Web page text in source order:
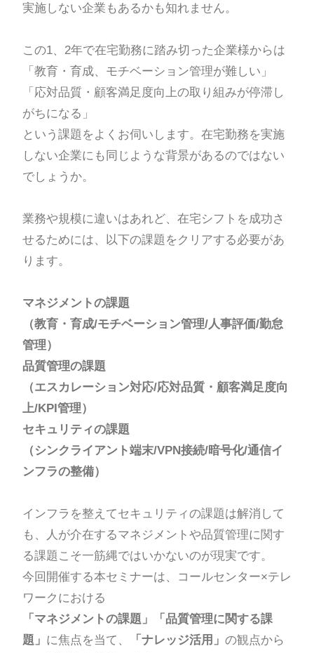
実施しない企業もあるかも知れません。
この1、2年で在宅勤務に踏み切った企業様からは
「教育・育成、モチベーション管理が難しい」
「応対品質・顧客満足度向上の取り組みが停滞し
がちになる」
という課題をよくお伺いします。在宅勤務を実施
しない企業にも同じような背景があるのではない
でしょうか。
業務や規模に違いはあれど、在宅シフトを成功さ
せるためには、以下の課題をクリアする必要があ
ります。
マネジメントの課題
（教育・育成/モチベーション管理/人事評価/勤怠
管理）
品質管理の課題
（エスカレーション対応/応対品質・顧客満足度向
上/KPI管理）
セキュリティの課題
（シンクライアント端末/VPN接続/暗号化/通信イ
ンフラの整備）
インフラを整えてセキュリティの課題は解消して
も、人が介在するマネジメントや品質管理に関す
る課題こそ一筋縄ではいかないのが現実です。
今回開催する本セミナーは、コールセンター×テレ
ワークにおける
「マネジメントの課題」「品質管理に関する課
題」 に焦点を当て、 「ナレッジ活用」 の観点から